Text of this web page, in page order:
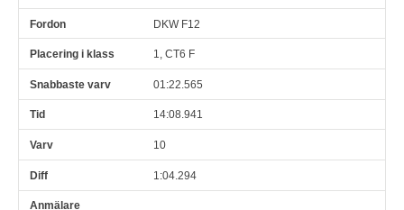
DKW F12
1, CT6 F
01:22.565
14:08.941
10
1:04.294